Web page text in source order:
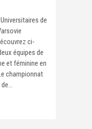
de
ci-
équipes de
et féminine en
championnat